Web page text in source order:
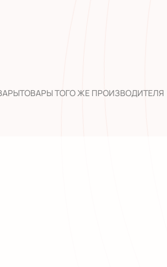
ТОВАРЫ ТОГО ЖЕ ПРОИЗВОДИТЕЛЯ